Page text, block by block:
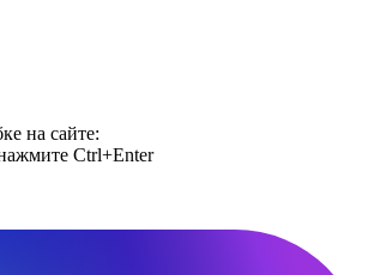
на сайте:
Ctrl+Enter